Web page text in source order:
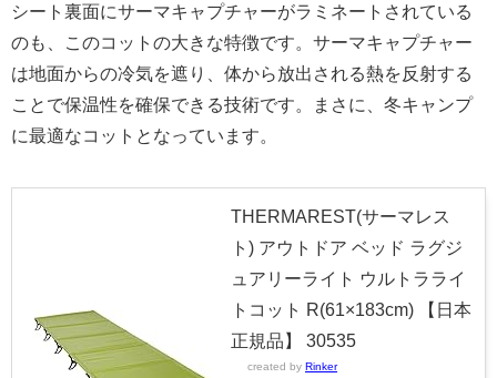
シート裏面にサーマキャプチャーがラミネートされている
のも、このコットの大きな特徴です。サーマキャプチャー
は地面からの冷気を遮り、体から放出される熱を反射する
ことで保温性を確保できる技術です。まさに、冬キャンプ
に最適なコットとなっています。
THERMAREST(サーマレス
ト) アウトドア ベッド ラグジ
ュアリーライト ウルトラライ
トコット R(61×183cm) 【日本
正規品】 30535
created by Rinker